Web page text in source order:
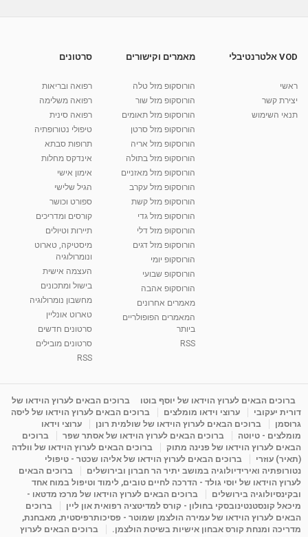
מאת Shahar-vod 1 שנה
10:17
קרין גורן - העוגה המתגלצ’ת ללא קמח
38.5k צפיות
01:37
יוסי שר - מתמחה בשיטת אלכסנדר וטאי צ'י
2,738 צפיות
01:46
רנה רז-גילו -טיפול אנרגטי ויעוץ רוחני - נומרולוגית
2,315 צפיות
05:37
סודות בתאריך הלידה, משמעות חודש הלידה -
ינואר זינה ליבשיץ נומרולוגית
ליסה גרוסמן - המרכז לאימון התנהגותי - קשב
09:12
מדיטציה בדמיון מודרך - היכרות עם האני הפנימי
מאת admin 11 שנים 3,650 צפיות
פנינה מתוק - מרכז "נתיב הלב" בהרצליה-
מדיטציה-התחדשות
Shahar-vod
VOD אלטרנטיבלי
ראשי
יצירת קשר
תנאי השימוש
מאמרים וקישורים
הורוסקופ מזל טלה
הורוסקופ מזל שור
הורוסקופ מזל תאומים
הורוסקופ מזל סרטן
הורוסקופ מזל אריה
הורוסקופ מזל בתולה
הורוסקופ מזל מאזניים
הורוסקופ מזל עקרב
הורוסקופ מזל קשת
הורוסקופ מזל גדי
הורוסקופ מזל דלי
הורוסקופ מזל דגים
הורוסקופ יומי
הורוסקופ שבועי
הורוסקופ אהבה
מאמרים אחרונים
המאמרים הפופולריים
ביותר
RSS
סרטונים
רפואה ובריאות
רפואה משלימה
רפואה סינית
טיפולי נטורופתיה
תרופות סבתא
אינדקס מחלות
אימון אישי
הגיל שלישי
ספורט וכושר
קורסים ומדריכים
תיירות וטיולים
מיסטיקה, טארוט
ונומרולוגיה
העצמה אישית
בישול ומתכונים
מחשבון נומרולוגיה
טארוט אונליין
סרטונים חדשים
סרטונים מובילים
RSS
ברוכים הבאים לערוץ הוידאו של יוסף בוטו
ברוכים הבאים לערוץ הוידאו של
דורית יעקובי
ערוצי וידאו מומלצים
ברוכים הבאים לערוץ הוידאו של ליסה
גרוסמן
ברוכים הבאים לערוץ הוידאו של שולמית רונן
ערוצי וידאו
מומלצים - טיוטה
ברוכים הבאים לערוץ הוידאו של אסתר שפר
ברוכים
הבאים לערוץ הוידאו של פנינה מתוק
ברוכים הבאים לערוץ הוידאו של וולדה
(תאיר) עוזרי
ברוכים הבאים לערוץ הוידאו של אליהו שכטר - טיפולי
נטורופתיה ואירידיולוגיה במושב יתיר הר חברון ובירושלים
ברוכים הבאים
לערוץ הוידאו של יוסי גולד - הדרכה לחיים טובים, לימוד וטיפול במוח אחד
ובקינסיולוגיה בירושלים
ברוכים הבאים לערוץ הוידאו של מרכז מדטאו -
מיכאל קונסטנטינובסקי בחולון - קורס למדיטציה רפואית און ליין
ברוכים
הבאים לערוץ הוידאו של עמירה הולצמן שמוטר - פסיכותרפיסטית, מאבחנת,
מדריכה ומנחת קורס אבחון אישיות בשיטת הולצמן.
ברוכים הבאים לערוץ